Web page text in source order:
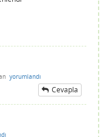
yorumlandı
Cevapla